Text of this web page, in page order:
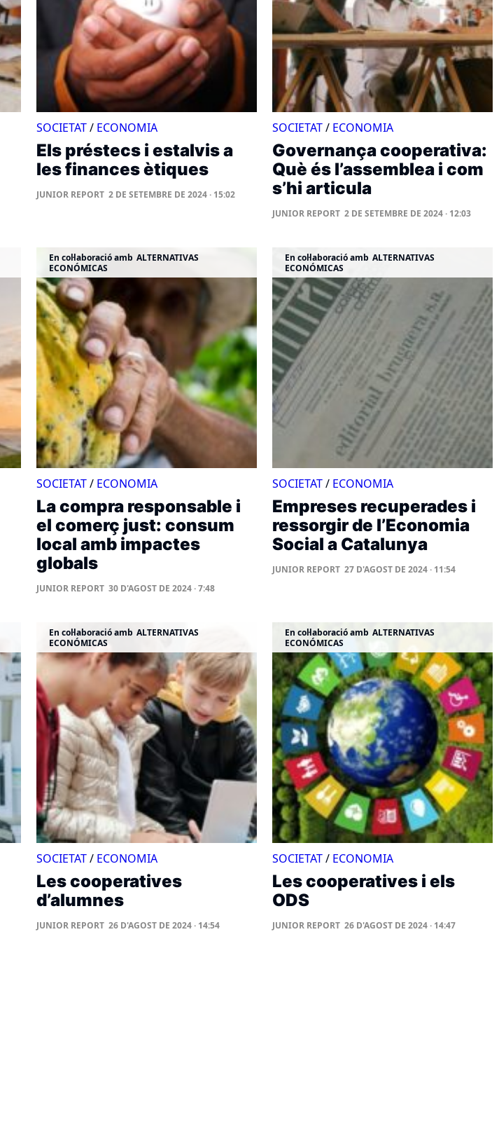
SOCIETAT/ ECONOMIA
Els préstecs i estalvis a
les finances ètiques
JUNIOR REPORT 2 DE SETEMBRE DE 2024 · 15:02
SOCIETAT/ ECONOMIA
Governança cooperativa:
Què és l’assemblea i com
s’hi articula
JUNIOR REPORT 2 DE SETEMBRE DE 2024 · 12:03
En col·laboració amb ALTERNATIVAS
ECONÓMICAS
SOCIETAT/ ECONOMIA
La compra responsable i
el comerç just: consum
local amb impactes
globals
JUNIOR REPORT 30 D'AGOST DE 2024 · 7:48
En col·laboració amb ALTERNATIVAS
ECONÓMICAS
SOCIETAT/ ECONOMIA
Empreses recuperades i
ressorgir de l’Economia
Social a Catalunya
JUNIOR REPORT 27 D'AGOST DE 2024 · 11:54
En col·laboració amb ALTERNATIVAS
ECONÓMICAS
SOCIETAT/ ECONOMIA
Les cooperatives
d’alumnes
JUNIOR REPORT 26 D'AGOST DE 2024 · 14:54
En col·laboració amb ALTERNATIVAS
ECONÓMICAS
SOCIETAT/ ECONOMIA
Les cooperatives i els
ODS
JUNIOR REPORT 26 D'AGOST DE 2024 · 14:47